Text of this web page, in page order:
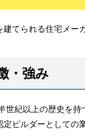
てられる住宅メー
・強み
世紀以上の歴史を
ビルダーとしての